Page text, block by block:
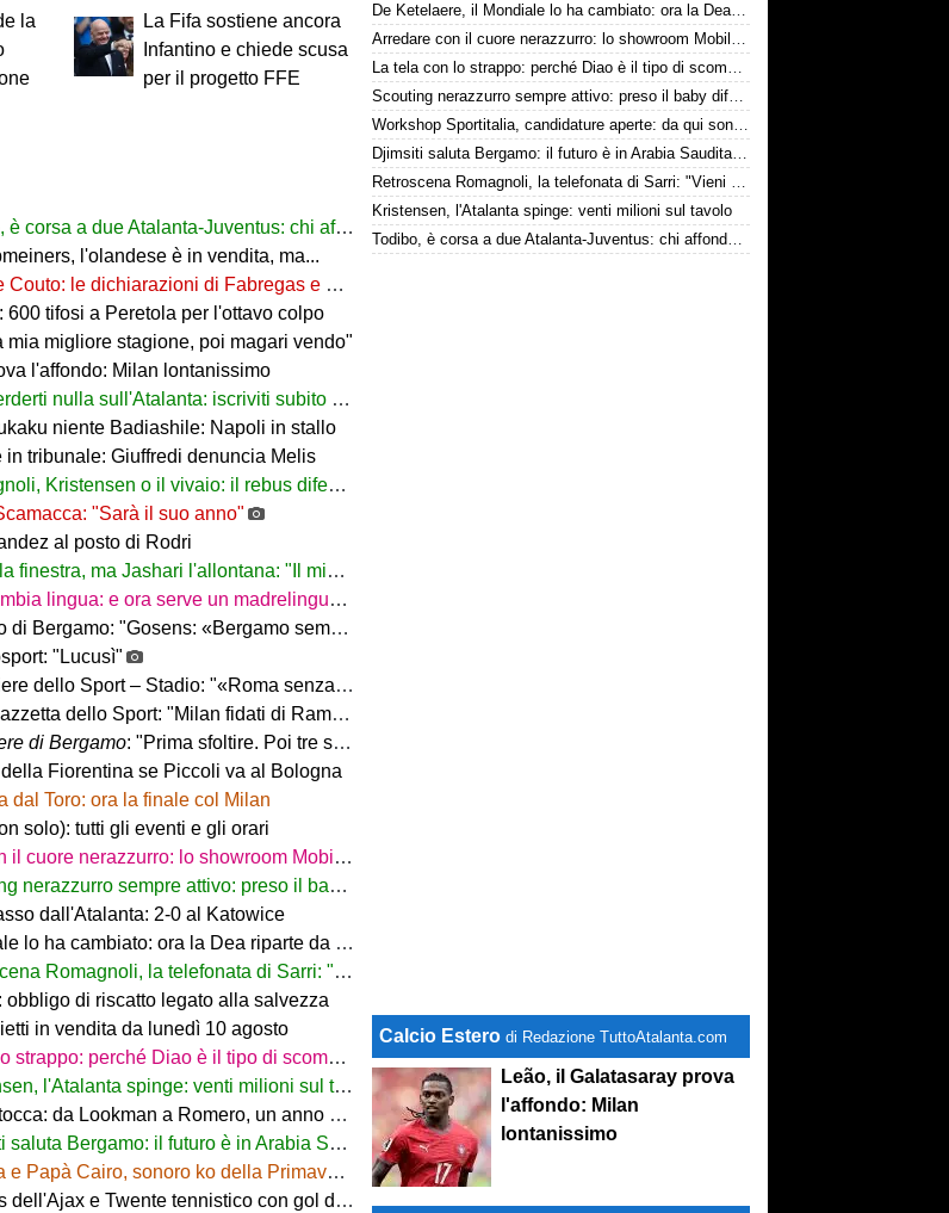
la
La Fifa sostiene ancora
Infantino e chiede scusa
per il progetto FFE
corsa a due Atalanta-Juventus: chi affonderà il colpo?
l'olandese è in vendita, ma...
le dichiarazioni di Fabregas e del brasiliano
600 tifosi a Peretola per l'ottavo colpo
mia migliore stagione, poi magari vendo"
l'affondo: Milan lontanissimo
nulla sull'Atalanta: iscriviti subito al nostro canale WhatsApp!
niente Badiashile: Napoli in stallo
in tribunale: Giuffredi denuncia Melis
Kristensen o il vivaio: il rebus difesa dell'Atalanta
"Sarà il suo anno"
al posto di Rodri
ma Jashari l'allontana: "Il mio cuore è sempre stato rossonero"
lingua: e ora serve un madrelingua della zona
"Gosens: «Bergamo sempre casa mia. Incuriosito da Sarri»"
"Lucusì"
dello Sport – Stadio: "«Roma senza limiti»"
dello Sport: "Milan fidati di Ramos"
di Bergamo: "Prima sfoltire. Poi tre settimane per gli altri innesti"
Fiorentina se Piccoli va al Bologna
dal Toro: ora la finale col Milan
solo): tutti gli eventi e gli orari
lo showroom Mobilmondo a Osio Sotto. Quando essere di fede atalantina
sempre attivo: preso il baby difensore 2010 Levačić
dall'Atalanta: 2-0 al Katowice
lo ha cambiato: ora la Dea riparte da lui
Romagnoli, la telefonata di Sarri: "Vieni con me a Bergamo"
obbligo di riscatto legato alla salvezza
in vendita da lunedì 10 agosto
perché Diao è il tipo di scommessa che Giuntoli ama
l'Atalanta spinge: venti milioni sul tavolo
da Lookman a Romero, un anno di rinunce
Bergamo: il futuro è in Arabia Saudita! Tre milioni e firma biennale
Cairo, sonoro ko della Primavera contro il Toro
e Twente tennistico con gol di Pjaca
De Ketelaere, il Mondiale lo ha cambiato: ora la Dea riparte da lui
Arredare con il cuore nerazzurro: lo showroom Mobilmondo a Osio Sotto. Quando essere di fede atalantina conviene
La tela con lo strappo: perché Diao è il tipo di scommessa che Giuntoli ama
Scouting nerazzurro sempre attivo: preso il baby difensore 2010 Levačić
Workshop Sportitalia, candidature aperte: da qui sono passate firme di Serie A
Djimsiti saluta Bergamo: il futuro è in Arabia Saudita! Tre milioni e firma biennale
Retroscena Romagnoli, la telefonata di Sarri: "Vieni con me a Bergamo"
Kristensen, l'Atalanta spinge: venti milioni sul tavolo
Todibo, è corsa a due Atalanta-Juventus: chi affonderà il colpo?
Calcio Estero di Redazione TuttoAtalanta.com
Leão, il Galatasaray prova
l'affondo: Milan
lontanissimo